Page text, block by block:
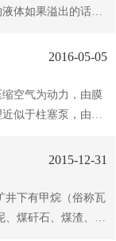
铁表面上形成镀锌
体如果溢出的话会
有腐蚀性液体或者
也能工作人员自身
今的气动隔膜泵也
2016-05-05
空气为动力，由膜
似于柱塞泵，由于
胀吸热的过程，气
静电火花（3）可
以不容易被堵。
2015-12-31
井下有甲烷（俗称瓦
煤矸石、煤渣、纤